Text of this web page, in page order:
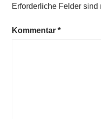
Erforderliche Felder sind
Kommentar *